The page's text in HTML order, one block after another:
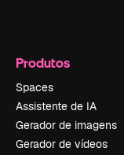
Produtos
Spaces
Assistente de IA
Gerador de imagens
Gerador de vídeos